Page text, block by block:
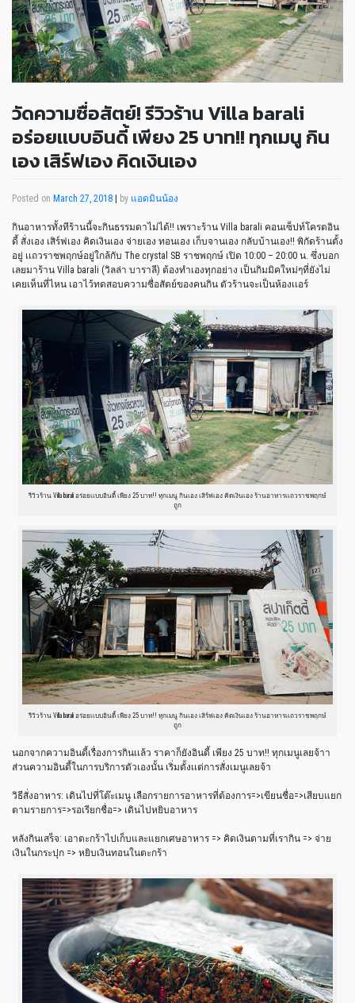
วัดความซื่อสัตย์! รีวิวร้าน Villa barali
อร่อยเเบบอินดี้ เพียง 25 บาท!! ทุกเมนู กิน
เอง เสิร์ฟเอง คิดเงินเอง
Posted on March 27, 2018 by แอดมินน้อง
กินอาหารทั้งทีร้านนี้จะกินธรรมดาไม่ได้!! เพราะร้าน Villa barali คอนเซ็ปท์โครตอิน
ดี้ สั่งเอง เสิร์ฟเอง คิดเงินเอง จ่ายเอง ทอนเอง เก็บจานเอง กลับบ้านเอง!! พิกัดร้านตั้ง
อยู่ เเถวราชพฤกษ์อยู่ใกล้กับ The crystal SB ราชพฤกษ์ เปิด 10:00 – 20:00 น. ซึ่งบอก
เลยมาร้าน Villa barali (วิลล่า บาราลี) ต้องทำเองทุกอย่าง เป็นกิมมิคใหม่ๆที่ยังไม่
เคยเห็นที่ไหน เอาไว้ทดสอบความซื่อสัตย์ของคนกิน ตัวร้านจะเป็นห้องเเอร์
รีวิวร้าน Villa barali อร่อยเเบบอินดี้ เพียง 25 บาท!! ทุกเมนู กินเอง เสิร์ฟเอง คิดเงินเอง ร้านอาหารเเถวราชพฤกษ์
ถูก
รีวิวร้าน Villa barali อร่อยเเบบอินดี้ เพียง 25 บาท!! ทุกเมนู กินเอง เสิร์ฟเอง คิดเงินเอง ร้านอาหารเเถวราชพฤกษ์
ถูก
นอกจากความอินดี้เรื่องการกินเเล้ว ราคาก็ยังอินดี้ เพียง 25 บาท!! ทุกเมนูเลยจ้าา
ส่วนความอินดี้ในการบริการตัวเองนั้น เริ่มตั้งเเต่การสั่งเมนูเลยจ้า
วิธีสั่งอาหาร: เดินไปที่โต๊ะเมนู เลือกรายการอาหารที่ต้องการ=>เขียนชื่อ=>เสียบแยก
ตามรายการ=>รอเรียกชื่อ=> เดินไปหยิบอาหาร
หลังกินเสร็จ: เอาตะกร้าไปเก็บและแยกเศษอาหาร => คิดเงินตามที่เรากิน => จ่าย
เงินในกระปุก => หยิบเงินทอนในตะกร้า